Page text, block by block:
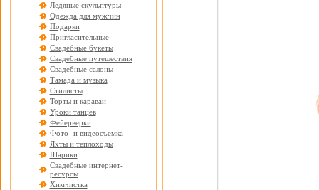
Ледяные скульптуры
Одежда для мужчин
Подарки
Пригласительные
Свадебные букеты
Свадебные путешествия
Свадебные салоны
Тамада и музыка
Стилисты
Торты и караваи
Уроки танцев
Фейерверки
Фото- и видеосъемка
Яхты и теплоходы
Шарики
Свадебные интернет-
ресурсы
Химчистка